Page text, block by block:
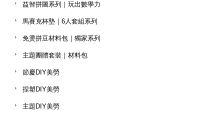
益智拼圖系列｜玩出數學力
馬賽克杯墊｜6人套組系列
免燙拼豆材料包｜獨家系列
主題團體套裝｜材料包
節慶DIY美勞
捏塑DIY美勞
主題DIY美勞